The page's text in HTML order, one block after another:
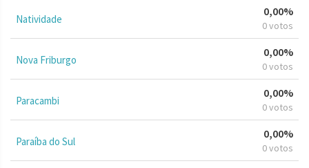
Natividade
0,00%
0 votos
Nova Friburgo
0,00%
0 votos
Paracambi
0,00%
0 votos
Paraíba do Sul
0,00%
0 votos